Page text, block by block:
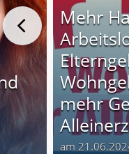
Mehr
mehr
am